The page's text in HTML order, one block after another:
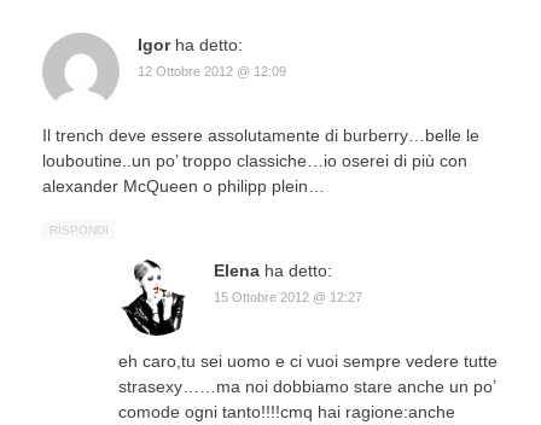
Igor ha detto:
12 Ottobre 2012 @ 12:09
Il trench deve essere assolutamente di burberry…belle le
louboutine..un po’ troppo classiche…io oserei di più con
alexander McQueen o philipp plein…
RISPONDI
Elena ha detto:
15 Ottobre 2012 @ 12:27
eh caro,tu sei uomo e ci vuoi sempre vedere tutte
strasexy……ma noi dobbiamo stare anche un po’
comode ogni tanto!!!!cmq hai ragione:anche